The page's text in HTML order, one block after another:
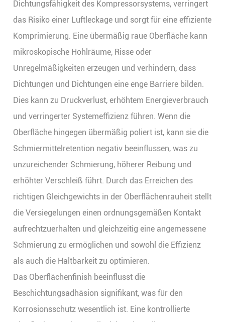
Dichtungsfähigkeit des Kompressorsystems, verringert
das Risiko einer Luftleckage und sorgt für eine effiziente
Komprimierung. Eine übermäßig raue Oberfläche kann
mikroskopische Hohlräume, Risse oder
Unregelmäßigkeiten erzeugen und verhindern, dass
Dichtungen und Dichtungen eine enge Barriere bilden.
Dies kann zu Druckverlust, erhöhtem Energieverbrauch
und verringerter Systemeffizienz führen. Wenn die
Oberfläche hingegen übermäßig poliert ist, kann sie die
Schmiermittelretention negativ beeinflussen, was zu
unzureichender Schmierung, höherer Reibung und
erhöhter Verschleiß führt. Durch das Erreichen des
richtigen Gleichgewichts in der Oberflächenrauheit stellt
die Versiegelungen einen ordnungsgemäßen Kontakt
aufrechtzuerhalten und gleichzeitig eine angemessene
Schmierung zu ermöglichen und sowohl die Effizienz
als auch die Haltbarkeit zu optimieren.
Das Oberflächenfinish beeinflusst die
Beschichtungsadhäsion signifikant, was für den
Korrosionsschutz wesentlich ist. Eine kontrollierte